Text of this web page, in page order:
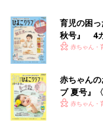
育児の困
秋号』 4
いっぱい！
赤ちゃん・
赤ちゃん
ブ 夏号』
く！ おっ
赤ちゃん・